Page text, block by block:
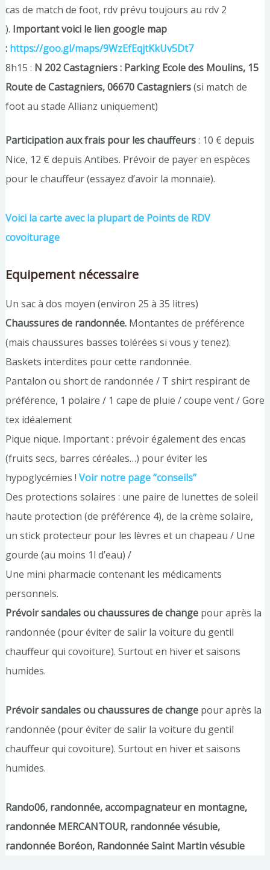
cas de match de foot, rdv prévu toujours au rdv 2
). Important voici le lien google map
: https://goo.gl/maps/9WzEfEqjtKkUv5Dt7
8h15 : N 202 Castagniers : Parking Ecole des Moulins, 15
Route de Castagniers, 06670 Castagniers(si match de
foot au stade Allianz uniquement)
Participation aux frais pour les chauffeurs: 10 € depuis
Nice, 12 € depuis Antibes. Prévoir de payer en espèces
pour le chauffeur (essayez d’avoir la monnaie).
Voici la carte avec la plupart de Points de RDV
covoiturage
Equipement nécessaire
Un sac à dos moyen (environ 25 à 35 litres)
Chaussures de randonnée. Montantes de préférence
(mais chaussures basses tolérées si vous y tenez).
Baskets interdites pour cette randonnée.
Pantalon ou short de randonnée / T shirt respirant de
préférence, 1 polaire / 1 cape de pluie / coupe vent / Gore
tex idéalement
Pique nique. Important : prévoir également des encas
(fruits secs, barres céréales…) pour éviter les
hypoglycémies ! Voir notre page “conseils”
Des protections solaires : une paire de lunettes de soleil
haute protection (de préférence 4), de la crème solaire,
un stick protecteur pour les lèvres et un chapeau / Une
gourde (au moins 1l d’eau) /
Une mini pharmacie contenant les médicaments
personnels.
Prévoir sandales ou chaussures de change pour après la
randonnée (pour éviter de salir la voiture du gentil
chauffeur qui covoiture). Surtout en hiver et saisons
humides.
Prévoir sandales ou chaussures de change pour après la
randonnée (pour éviter de salir la voiture du gentil
chauffeur qui covoiture). Surtout en hiver et saisons
humides.
Rando06, randonnée, accompagnateur en montagne,
randonnée MERCANTOUR, randonnée vésubie,
randonnée Boréon, Randonnée Saint Martin vésubie